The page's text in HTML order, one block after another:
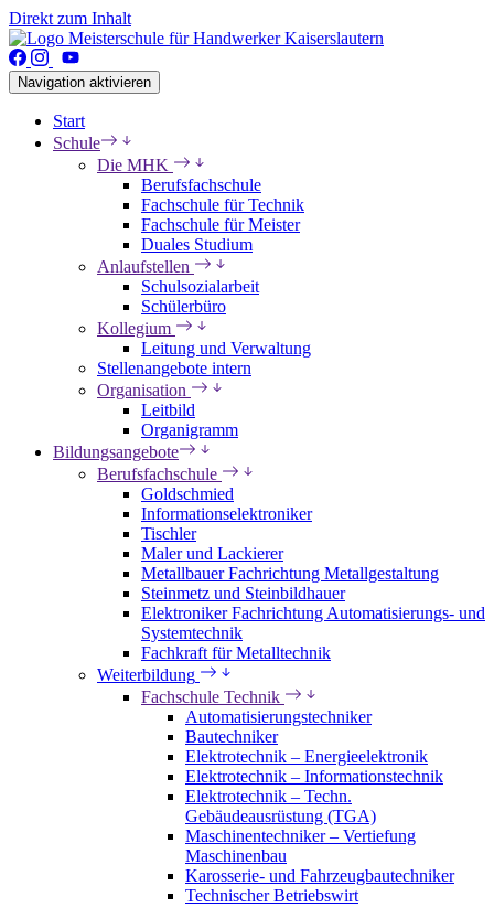
Direkt zum Inhalt
Navigation aktivieren
Start
Schule
Die MHK
Berufsfachschule
Fachschule für Technik
Fachschule für Meister
Duales Studium
Anlaufstellen
Schulsozialarbeit
Schülerbüro
Kollegium
Leitung und Verwaltung
Stellenangebote intern
Organisation
Leitbild
Organigramm
Bildungsangebote
Berufsfachschule
Goldschmied
Informationselektroniker
Tischler
Maler und Lackierer
Metallbauer Fachrichtung Metallgestaltung
Steinmetz und Steinbildhauer
Elektroniker Fachrichtung Automatisierungs- und
Systemtechnik
Fachkraft für Metalltechnik
Weiterbildung
Fachschule Technik
Automatisierungstechniker
Bautechniker
Elektrotechnik – Energieelektronik
Elektrotechnik – Informationstechnik
Elektrotechnik – Techn.
Gebäudeausrüstung (TGA)
Maschinentechniker – Vertiefung
Maschinenbau
Karosserie- und Fahrzeugbautechniker
Technischer Betriebswirt